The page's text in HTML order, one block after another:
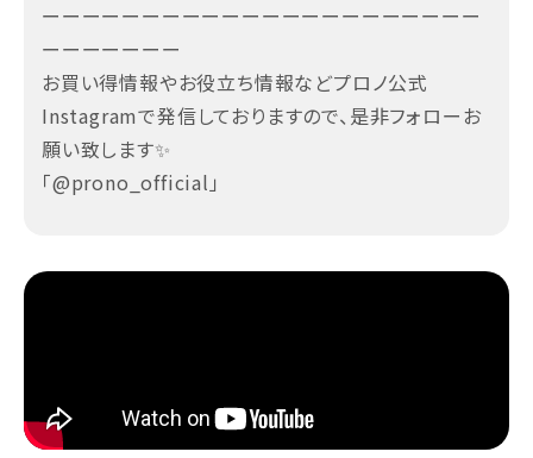
ーーーーーーーーーーーーーーーーーーーーーー
ーーーーーーー
お買い得情報やお役立ち情報などプロノ公式
Instagramで発信しておりますので、是非フォローお
願い致します✨
「@prono_official」